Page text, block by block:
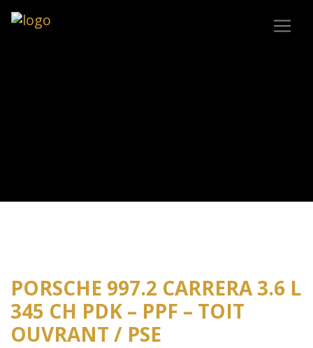
PORSCHE 997.2 CARRERA 3.6 L
345 CH PDK – PPF – TOIT
OUVRANT / PSE